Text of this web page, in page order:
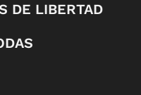
DE LIBERTAD